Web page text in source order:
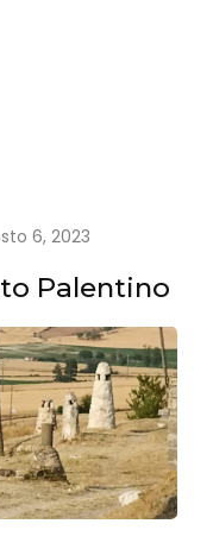
6, 2023
Palentino